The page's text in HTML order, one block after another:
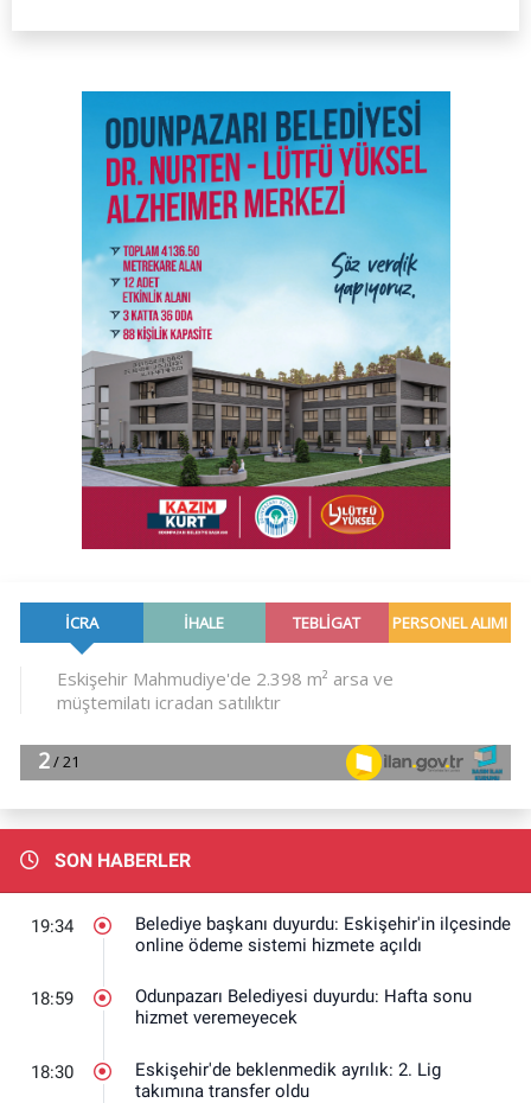
SON HABERLER
19:34
Belediye başkanı duyurdu: Eskişehir'in ilçesinde
online ödeme sistemi hizmete açıldı
18:59
Odunpazarı Belediyesi duyurdu: Hafta sonu
hizmet veremeyecek
18:30
Eskişehir'de beklenmedik ayrılık: 2. Lig
takımına transfer oldu